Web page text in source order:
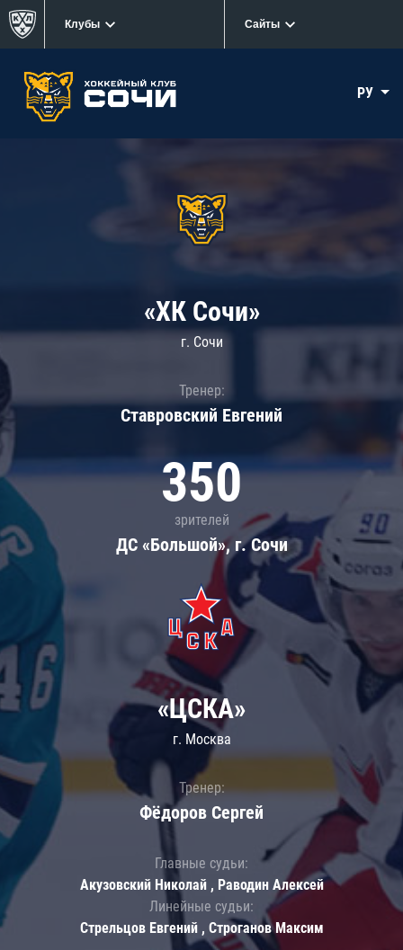
Клубы Сайты
РУ
«ХК Сочи»
г. Сочи
Тренер:
Ставровский Евгений
350
зрителей
ДС «Большой», г. Сочи
«ЦСКА»
г. Москва
Тренер:
Фёдоров Сергей
Главные судьи:
Акузовский Николай , Раводин Алексей
Линейные судьи:
Стрельцов Евгений , Строганов Максим